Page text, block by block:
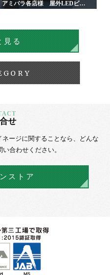
アミパラ各店様 屋外LEDビジ
ョン
見る
せ
ネージに関することなら、
どんな
合わせください。
ストア